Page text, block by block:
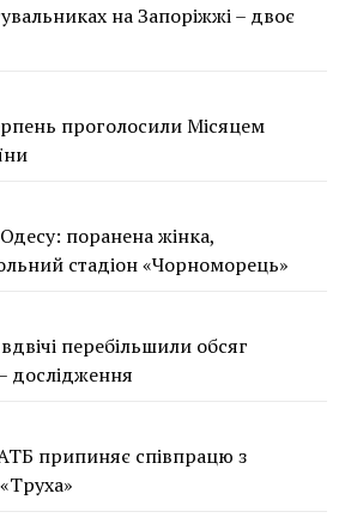
на Запоріжжі – двоє
проголосили Місяцем
поранена жінка,
стадіон «Чорноморець»
перебільшили обсяг
дослідження
припиняє співпрацю з